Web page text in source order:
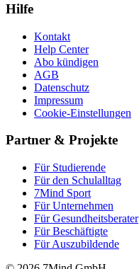
Hilfe
Kontakt
Help Center
Abo kündigen
AGB
Datenschutz
Impressum
Cookie-Einstellungen
Partner & Projekte
Für Stu­die­rende
Für den Schulalltag
7Mind Sport
Für Unter­neh­men
Für Gesund­heits­be­ra­ter
Für Beschäftigte
Für Auszubildende